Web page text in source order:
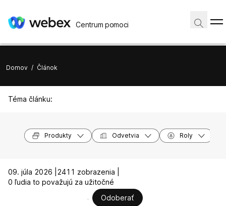
Centrum pomoci
Domov / Článok
Téma článku:
Produkty Odvetvia Roly
09. júla 2026 |
2411 zobrazenia |
0 ľudia to považujú za užitočné
Odoberať